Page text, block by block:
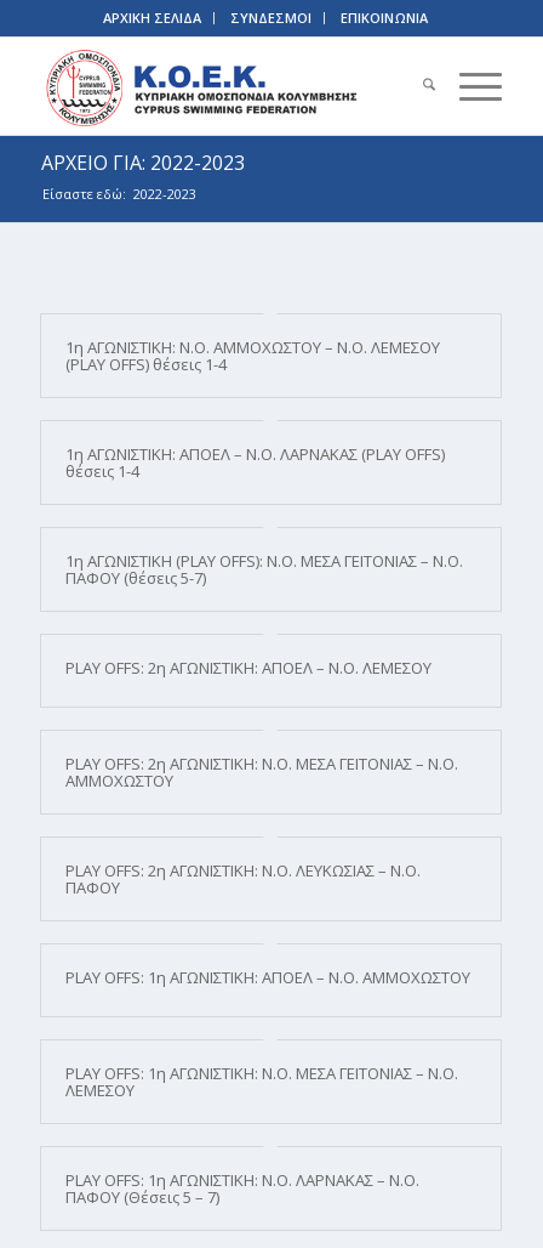
ΑΡΧΙΚΗ ΣΕΛΙΔΑ ΣΥΝΔΕΣΜΟΙ ΕΠΙΚΟΙΝΩΝΙΑ
ΑΡΧΕΙΟ ΓΙΑ: 2022-2023
Είσαστε εδώ: 2022-2023
1η ΑΓΩΝΙΣΤΙΚΗ: Ν.Ο. ΑΜΜΟΧΩΣΤΟΥ – Ν.Ο. ΛΕΜΕΣΟΥ
(PLAY OFFS) θέσεις 1-4
1η ΑΓΩΝΙΣΤΙΚΗ: ΑΠΟΕΛ – Ν.Ο. ΛΑΡΝΑΚΑΣ (PLAY OFFS)
θέσεις 1-4
1η ΑΓΩΝΙΣΤΙΚΗ (PLAY OFFS): Ν.Ο. ΜΕΣΑ ΓΕΙΤΟΝΙΑΣ – Ν.Ο.
ΠΑΦΟΥ (θέσεις 5-7)
PLAY OFFS: 2η ΑΓΩΝΙΣΤΙΚΗ: ΑΠΟΕΛ – Ν.Ο. ΛΕΜΕΣΟΥ
PLAY OFFS: 2η ΑΓΩΝΙΣΤΙΚΗ: N.O. ΜΕΣΑ ΓΕΙΤΟΝΙΑΣ – Ν.Ο.
ΑΜΜΟΧΩΣΤΟΥ
PLAY OFFS: 2η ΑΓΩΝΙΣΤΙΚΗ: Ν.Ο. ΛΕΥΚΩΣΙΑΣ – Ν.Ο.
ΠΑΦΟΥ
PLAY OFFS: 1η ΑΓΩΝΙΣΤΙΚΗ: ΑΠΟΕΛ – Ν.Ο. ΑΜΜΟΧΩΣΤΟΥ
PLAY OFFS: 1η ΑΓΩΝΙΣΤΙΚΗ: Ν.Ο. ΜΕΣΑ ΓΕΙΤΟΝΙΑΣ – Ν.Ο.
ΛΕΜΕΣΟΥ
PLAY OFFS: 1η ΑΓΩΝΙΣΤΙΚΗ: Ν.Ο. ΛΑΡΝΑΚΑΣ – Ν.Ο.
ΠΑΦΟΥ (Θέσεις 5 – 7)